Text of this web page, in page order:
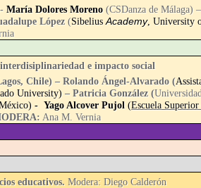
María Dolores Moreno(CSDanza de Málaga)
López(SibeliusAcademy, University
e impacto social
Chile) – Rolando Ángel-Alvarado (
University)– Patricia González (
México)- Yago Alcover Pujol (Escuela Superior
Ana M. Vernia
educativos.Modera: Diego Calderón